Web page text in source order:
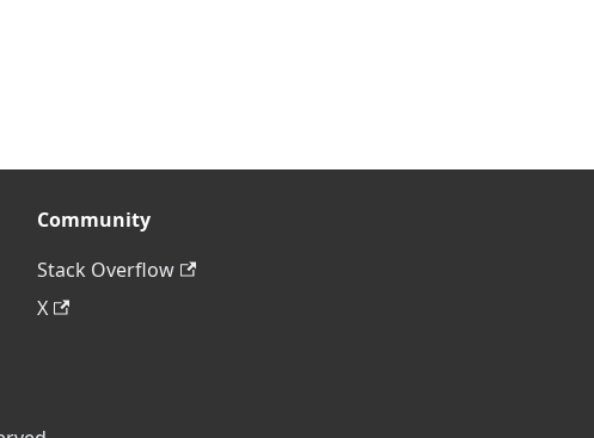
Community
Stack Overflow
X